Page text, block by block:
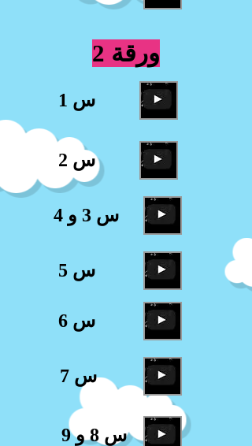
ورقة 2
س 1
س 2
س 3 و 4
س 5
س 6
س 7
س 8 و 9